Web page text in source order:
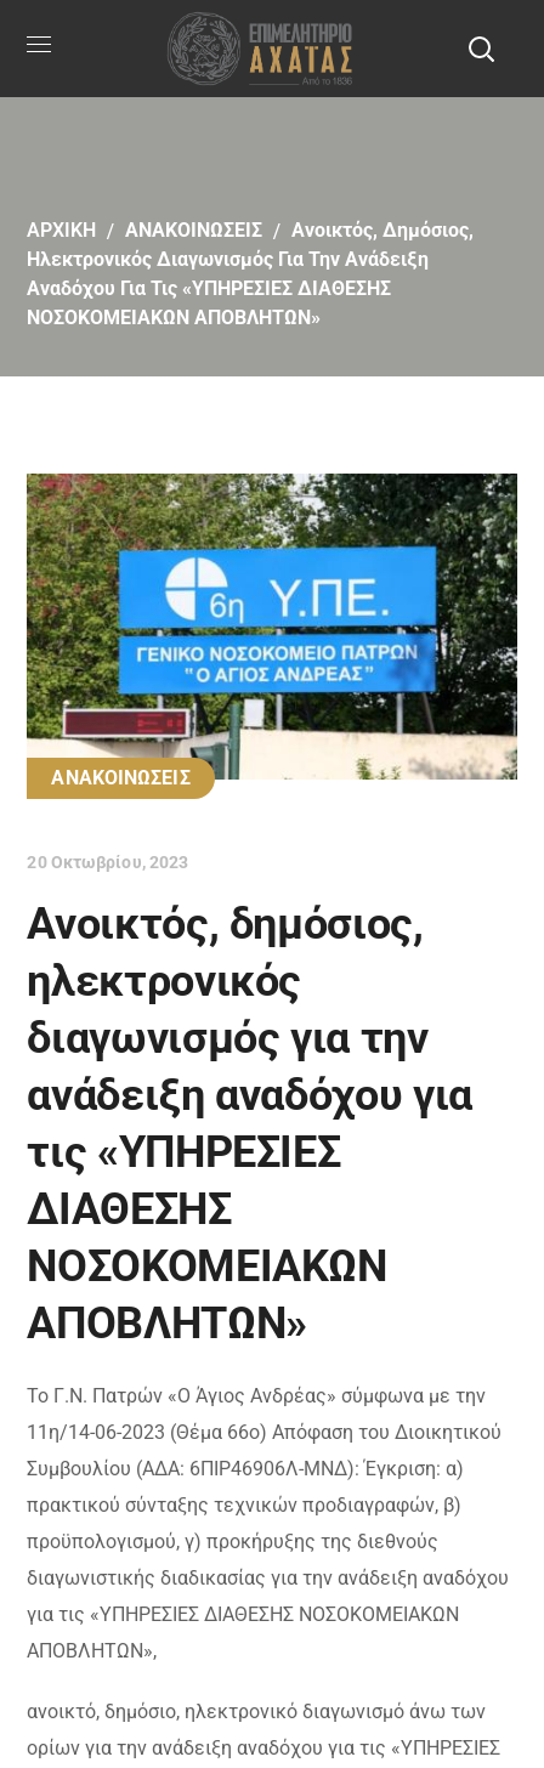
ΑΡΧΙΚΗ ΑΝΑΚΟΙΝΩΣΕΙΣ
Ανοικτός, Δημόσιος,
Ηλεκτρονικός Διαγωνισμός Για Την Ανάδειξη
Αναδόχου Για Τις «ΥΠΗΡΕΣΙΕΣ ΔΙΑΘΕΣΗΣ
ΝΟΣΟΚΟΜΕΙΑΚΩΝ ΑΠΟΒΛΗΤΩΝ»
ΑΝΑΚΟΙΝΩΣΕΙΣ
20 Οκτωβρίου, 2023
Ανοικτός, δημόσιος,
ηλεκτρονικός
διαγωνισμός για την
ανάδειξη αναδόχου για
τις «ΥΠΗΡΕΣΙΕΣ
ΔΙΑΘΕΣΗΣ
ΝΟΣΟΚΟΜΕΙΑΚΩΝ
ΑΠΟΒΛΗΤΩΝ»
Το Γ.Ν. Πατρών «Ο Άγιος Ανδρέας» σύμφωνα με την
11η/14-06-2023 (Θέμα 66ο) Απόφαση του Διοικητικού
Συμβουλίου (ΑΔΑ: 6ΠΙΡ46906Λ-ΜΝΔ): Έγκριση: α)
πρακτικού σύνταξης τεχνικών προδιαγραφών, β)
προϋπολογισμού, γ) προκήρυξης της διεθνούς
διαγωνιστικής διαδικασίας για την ανάδειξη αναδόχου
για τις «ΥΠΗΡΕΣΙΕΣ ΔΙΑΘΕΣΗΣ ΝΟΣΟΚΟΜΕΙΑΚΩΝ
ΑΠΟΒΛΗΤΩΝ»,
ανοικτό, δημόσιο, ηλεκτρονικό διαγωνισμό άνω των
ορίων για την ανάδειξη αναδόχου για τις «ΥΠΗΡΕΣΙΕΣ